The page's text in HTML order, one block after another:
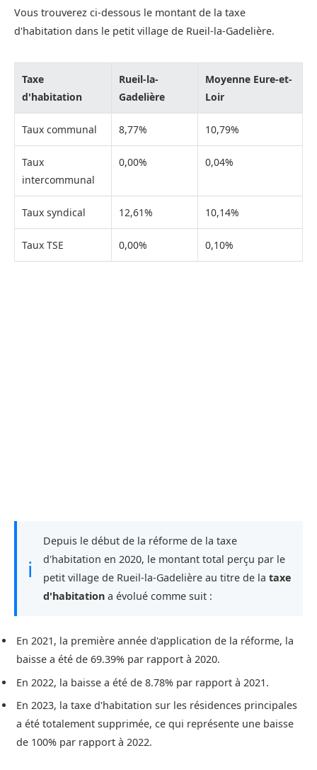
Vous trouverez ci-dessous le montant de la taxe
d'habitation dans le petit village de Rueil-la-Gadelière.
Taxe
d'habitation
Rueil-la-
Gadelière
Moyenne Eure-et-
Loir
Taux communal 8,77% 10,79%
Taux
intercommunal
0,00% 0,04%
Taux syndical 12,61% 10,14%
Taux TSE 0,00% 0,10%
ℹ
Depuis le début de la réforme de la taxe
d'habitation en 2020, le montant total perçu par le
petit village de Rueil-la-Gadelière au titre de la taxe
d'habitation a évolué comme suit :
En 2021, la première année d'application de la réforme, la
baisse a été de 69.39% par rapport à 2020.
En 2022, la baisse a été de 8.78% par rapport à 2021.
En 2023, la taxe d'habitation sur les résidences principales
a été totalement supprimée, ce qui représente une baisse
de 100% par rapport à 2022.